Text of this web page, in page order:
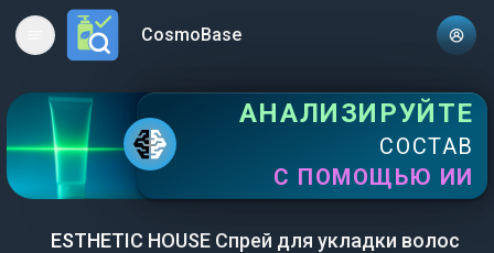
Open main menuCosmoBase
АНАЛИЗИРУЙТЕ
СОСТАВ
С ПОМОЩЬЮ ИИ
ESTHETIC HOUSE Спрей для укладки волос